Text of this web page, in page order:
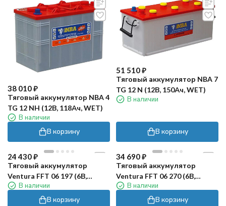
38 010₽
Тяговый аккумулятор NBA 4
TG 12 NH (12В, 118Ач, WET)
В наличии
В корзину
51 510₽
Тяговый аккумулятор NBA 7
TG 12 N (12В, 150Ач, WET)
В наличии
В корзину
24 430₽
Тяговый аккумулятор
Ventura FFT 06 197 (6В,
197Ач, WET)
В наличии
В корзину
34 690₽
Тяговый аккумулятор
Ventura FFT 06 270 (6В,
270Ач, WET)
В наличии
В корзину